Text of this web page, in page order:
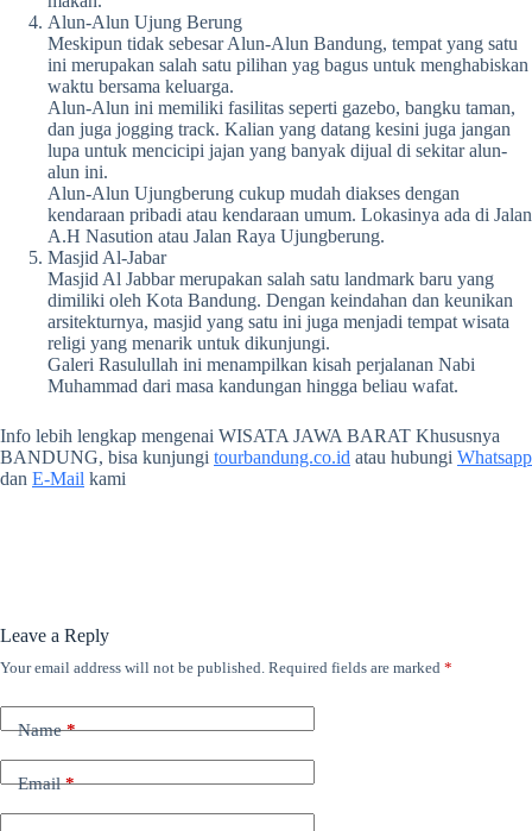
Alun-Alun Ujung Berung
Meskipun tidak sebesar Alun-Alun Bandung, tempat yang satu
ini merupakan salah satu pilihan yag bagus untuk menghabiskan
waktu bersama keluarga.
Alun-Alun ini memiliki fasilitas seperti gazebo, bangku taman,
dan juga jogging track. Kalian yang datang kesini juga jangan
lupa untuk mencicipi jajan yang banyak dijual di sekitar alun-
alun ini.
Alun-Alun Ujungberung cukup mudah diakses dengan
kendaraan pribadi atau kendaraan umum. Lokasinya ada di Jalan
A.H Nasution atau Jalan Raya Ujungberung.
Masjid Al-Jabar
Masjid Al Jabbar merupakan salah satu landmark baru yang
dimiliki oleh Kota Bandung. Dengan keindahan dan keunikan
arsitekturnya, masjid yang satu ini juga menjadi tempat wisata
religi yang menarik untuk dikunjungi.
Galeri Rasulullah ini menampilkan kisah perjalanan Nabi
Muhammad dari masa kandungan hingga beliau wafat.
Info lebih lengkap mengenai WISATA JAWA BARAT Khususnya
BANDUNG, bisa kunjungi tourbandung.co.id atau hubungi Whatsapp
dan E-Mail kami
Leave a Reply
Your email address will not be published. Required fields are marked *
Name*
Email*